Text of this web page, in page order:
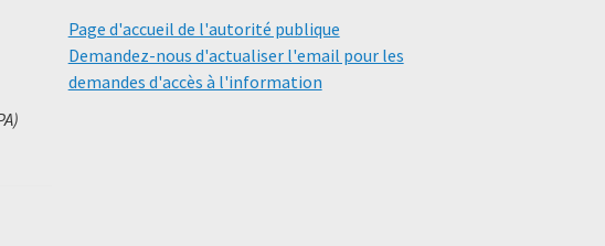
Page d'accueil de l'autorité publique
Demandez-nous d'actualiser l'email pour les
demandes d'accès à l'information